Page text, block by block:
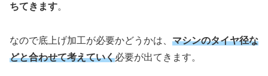
ちてきます。
なので底上げ加工が必要かどうかは、 マシンのタイヤ径な
どと合わせて考えていく必要が出てきます。